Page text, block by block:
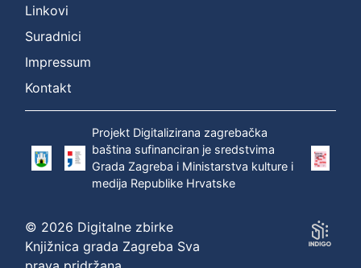
Linkovi
Suradnici
Impressum
Kontakt
Projekt Digitalizirana zagrebačka
baština sufinanciran je sredstvima
Grada Zagreba i Ministarstva kulture i
medija Republike Hrvatske
© 2026 Digitalne zbirke
Knjižnica grada Zagreba Sva